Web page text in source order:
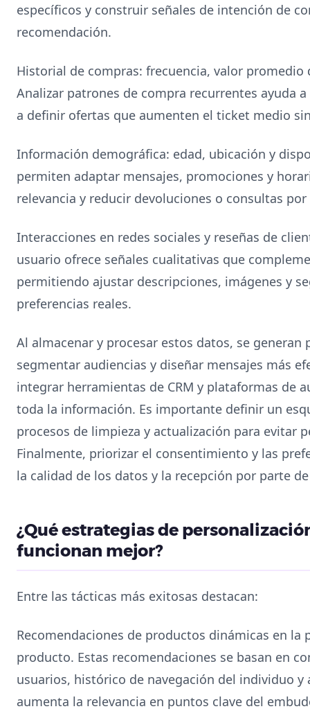
específicos y construir señales de intención de
recomendación.
Historial de compras: frecuencia, valor
Analizar patrones de compra recurrentes ayuda
a definir ofertas que aumenten el ticket medio
Información demográfica: edad, ubicación y
permiten adaptar mensajes, promociones y
relevancia y reducir devoluciones o consultas
Interacciones en redes sociales y reseñas de
usuario ofrece señales cualitativas que
permitiendo ajustar descripciones, imágenes y
preferencias reales.
Al almacenar y procesar estos datos, se
segmentar audiencias y diseñar mensajes más
integrar herramientas de CRM y plataformas de
toda la información. Es importante definir un
procesos de limpieza y actualización para evitar
Finalmente, priorizar el consentimiento y las
la calidad de los datos y la recepción por parte
¿Qué estrategias de
funcionan mejor?
Entre las tácticas más exitosas destacan:
Recomendaciones de productos dinámicas en la
producto. Estas recomendaciones se basan en
usuarios, histórico de navegación del individuo
aumenta la relevancia en puntos clave del